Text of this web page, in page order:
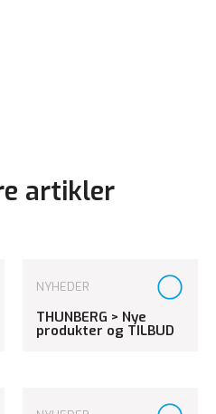
artikler
NYHEDER
THUNBERG > Nye
produkter og TILBUD